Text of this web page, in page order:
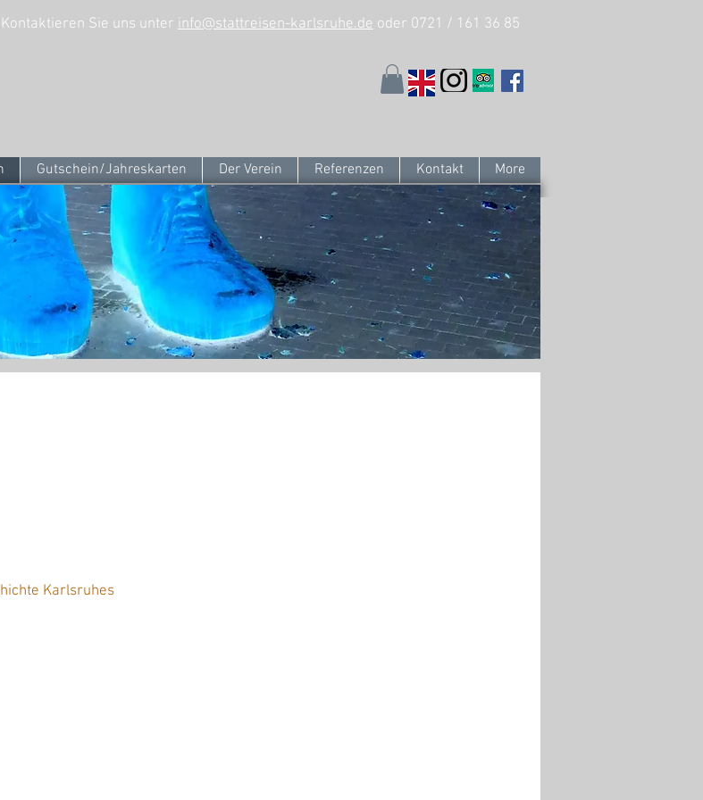
Kontaktieren Sie uns unter info@stattreisen-karlsruhe.de oder 0721 / 161 36 85
Gutschein/Jahreskarten Der Verein Referenzen Kontakt More
Karlsruhes